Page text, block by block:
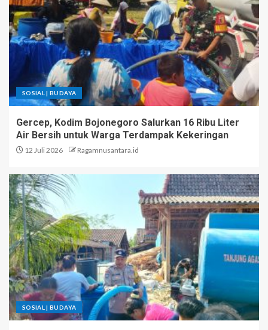
SOSIAL | BUDAYA
Gercep, Kodim Bojonegoro Salurkan 16 Ribu Liter
Air Bersih untuk Warga Terdampak Kekeringan
12 Juli 2026 Ragamnusantara.id
SOSIAL | BUDAYA